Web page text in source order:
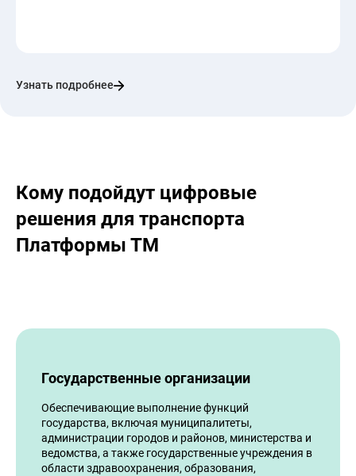
Узнать подробнее
Кому подойдут цифровые
решения для транспорта
Платформы ТМ
Государственные организации
Обеспечивающие выполнение функций
государства, включая муниципалитеты,
администрации городов и районов, министерства и
ведомства, а также государственные учреждения в
области здравоохранения, образования,